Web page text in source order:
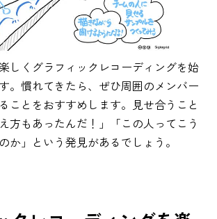
しくグラフィックレコーディングを始
。慣れてきたら、ぜひ周囲のメンバー
ことをおすすめします。見せ合うこと
方もあったんだ！」「この人ってこう
か」という発見があるでしょう。